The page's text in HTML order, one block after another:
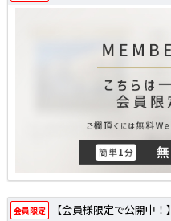
会員限定 【会員様限定で公開中！】